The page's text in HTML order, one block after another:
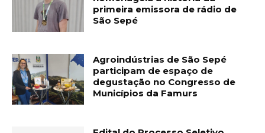
primeira emissora de rádio de
São Sepé
Agroindústrias de São Sepé
participam de espaço de
degustação no Congresso de
Municípios da Famurs